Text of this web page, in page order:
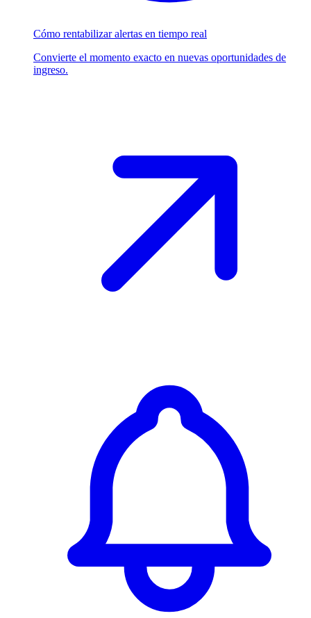
Cómo rentabilizar alertas en tiempo real
Convierte el momento exacto en nuevas oportunidades de
ingreso.